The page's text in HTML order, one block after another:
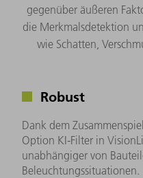
gegenüber äußeren
die Merkmalsdetektion
wie Schatten,
Robust
Dank dem
Option KI-Filter in
unabhängiger von
Beleuchtungssituationen.